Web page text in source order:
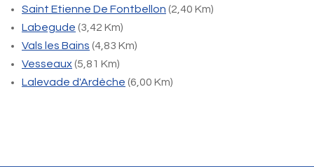
Saint Etienne De Fontbellon (2,40 Km)
Labegude (3,42 Km)
Vals les Bains (4,83 Km)
Vesseaux(5,81 Km)
Lalevade d'Ardèche (6,00 Km)